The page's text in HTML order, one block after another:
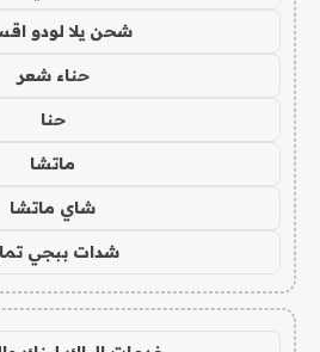
شحن يلا لودو
حناء شعر
حنا
ماتشا
شاي ماتشا
شدات ببجي